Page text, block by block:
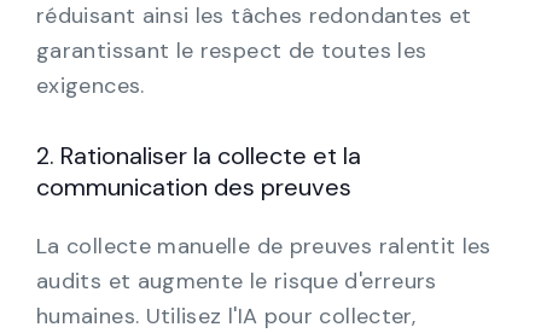
réduisant ainsi les tâches redondantes et
garantissant le respect de toutes les
exigences.
2. Rationaliser la collecte et la
communication des preuves
La collecte manuelle de preuves ralentit les
audits et augmente le risque d'erreurs
humaines. Utilisez l'IA pour collecter,